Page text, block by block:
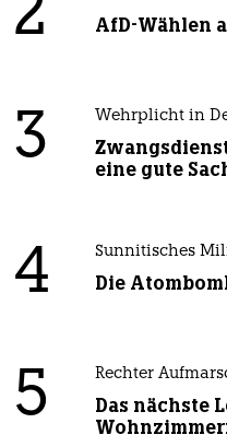
2 AfD-Wählen
3 Wehrplicht in
eine gute
4 Sunnitisches
Die
5 Rechter
Das nächste